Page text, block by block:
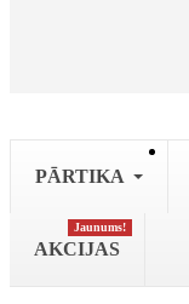
PĀRTIKA
AKCIJAS
Jaunums!